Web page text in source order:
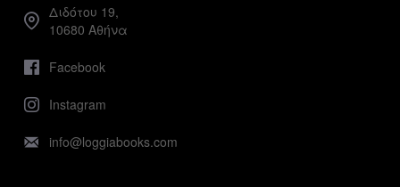
Διδότου 19,
10680 Αθήνα
Facebook
Instagram
info@loggiabooks.com